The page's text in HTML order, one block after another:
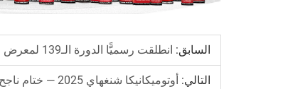
السابق: انطلقت رسميًّا الدورة الـ139 لمعرض قوانغتشو الدولي – المرحلة الأولى!
التالي: أوتوميكانيكا شنغهاي 2025 — ختام ناجح!